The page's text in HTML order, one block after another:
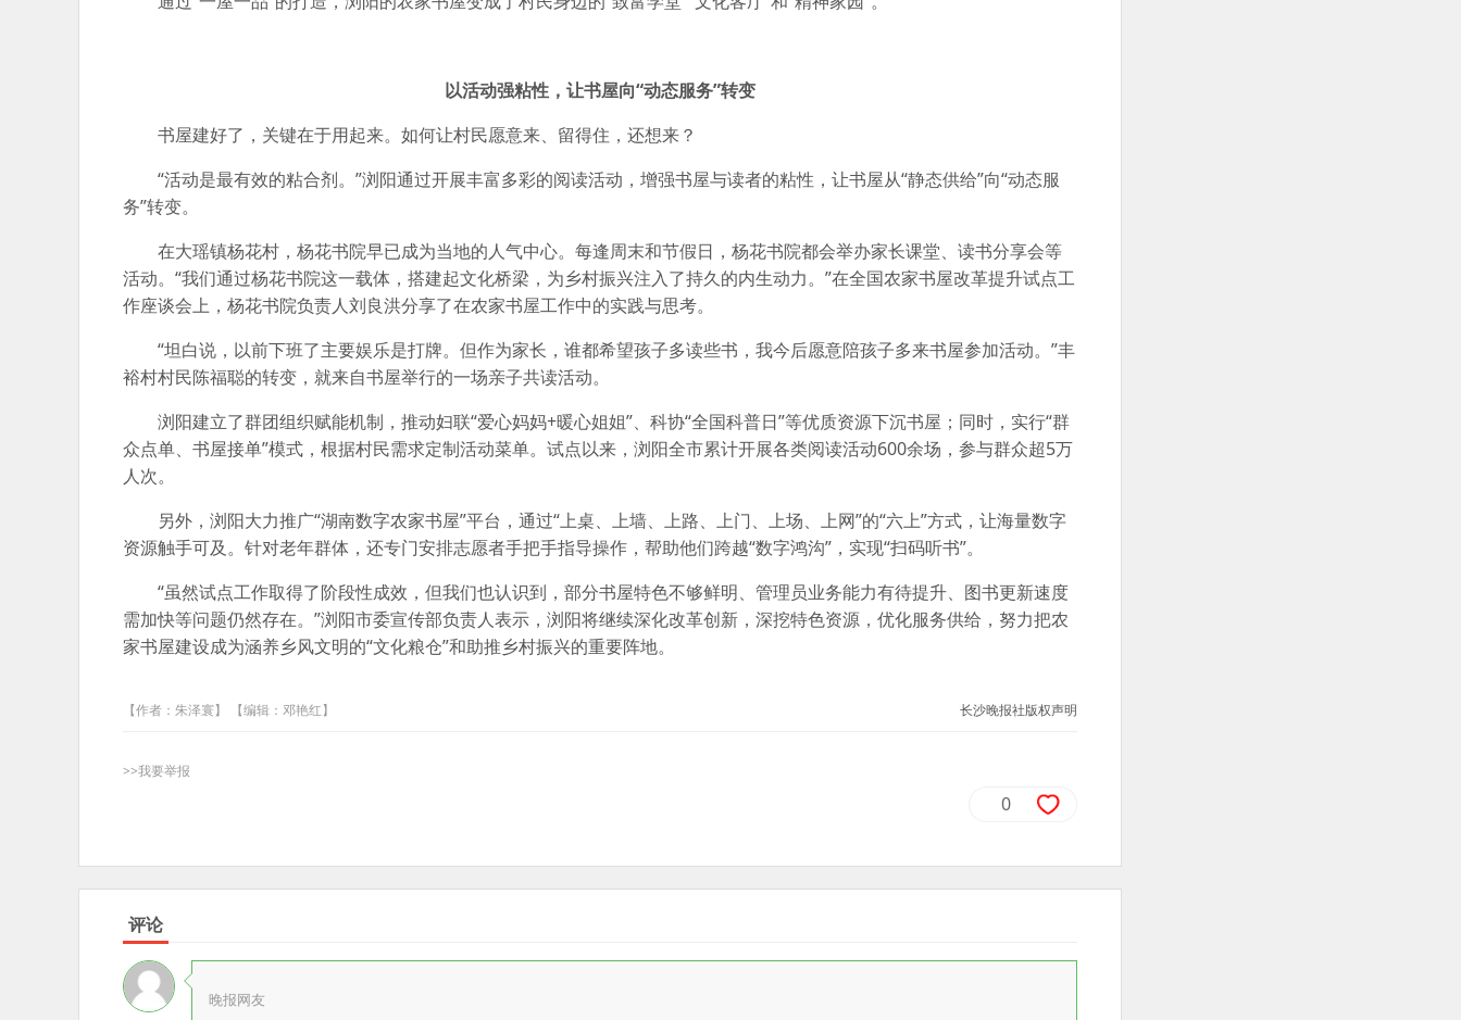
以活动强粘性，让书屋向“动态服务”转变
书屋建好了，关键在于用起来。如何让村民愿意来、留得住，还想来？
“活动是最有效的粘合剂。”浏阳通过开展丰富多彩的阅读活动，增强书屋与读者的粘性，让书屋从“静态供给”向“动态服
务”转变。
在大瑶镇杨花村，杨花书院早已成为当地的人气中心。每逢周末和节假日，杨花书院都会举办家长课堂、读书分享会等
活动。“我们通过杨花书院这一载体，搭建起文化桥梁，为乡村振兴注入了持久的内生动力。”在全国农家书屋改革提升试点工
作座谈会上，杨花书院负责人刘良洪分享了在农家书屋工作中的实践与思考。
“坦白说，以前下班了主要娱乐是打牌。但作为家长，谁都希望孩子多读些书，我今后愿意陪孩子多来书屋参加活动。”丰
裕村村民陈福聪的转变，就来自书屋举行的一场亲子共读活动。
浏阳建立了群团组织赋能机制，推动妇联“爱心妈妈+暖心姐姐”、科协“全国科普日”等优质资源下沉书屋；同时，实行“群
众点单、书屋接单”模式，根据村民需求定制活动菜单。试点以来，浏阳全市累计开展各类阅读活动600余场，参与群众超5万
人次。
另外，浏阳大力推广“湖南数字农家书屋”平台，通过“上桌、上墙、上路、上门、上场、上网”的“六上”方式，让海量数字
资源触手可及。针对老年群体，还专门安排志愿者手把手指导操作，帮助他们跨越“数字鸿沟”，实现“扫码听书”。
“虽然试点工作取得了阶段性成效，但我们也认识到，部分书屋特色不够鲜明、管理员业务能力有待提升、图书更新速度
需加快等问题仍然存在。”浏阳市委宣传部负责人表示，浏阳将继续深化改革创新，深挖特色资源，优化服务供给，努力把农
家书屋建设成为涵养乡风文明的“文化粮仓”和助推乡村振兴的重要阵地。
【作者：朱泽寰】 【编辑：邓艳红】 长沙晚报社版权声明
>>我要举报
0
评论
晚报网友